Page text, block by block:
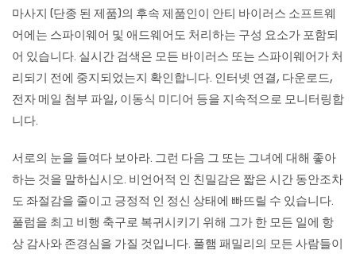
마사지 (단종 된 제품)의 후속 제품인이 안티 바이러스 소프트웨
어에는 스파이웨어 및 애드웨어도 처리하는 구성 요소가 포함되
어 있습니다. 실시간 검색은 모든 바이러스 또는 스파이웨어가 처
리되기 전에 중지되었는지 확인합니다. 인터넷 연결, 다운로드,
전자 메일 첨부 파일, 이동식 미디어 등을 지속적으로 모니터링합
니다.
서로의 눈을 들여다 보아라. 그런 다음 그 또는 그녀에 대해 좋아
하는 것을 말하십시오. 비언어적 인 친밀감은 짧은 시간 동안조차
도 좌절감을 줄이고 긍정적 인 정신 상태에 빠뜨릴 수 있습니다.
풀럼을 최고 비행 축구로 복귀시키기 위해 그가 한 모든 일에 항
상 감사와 존경심을 가질 것입니다. 풀햄 패밀리의 모든 사람들이